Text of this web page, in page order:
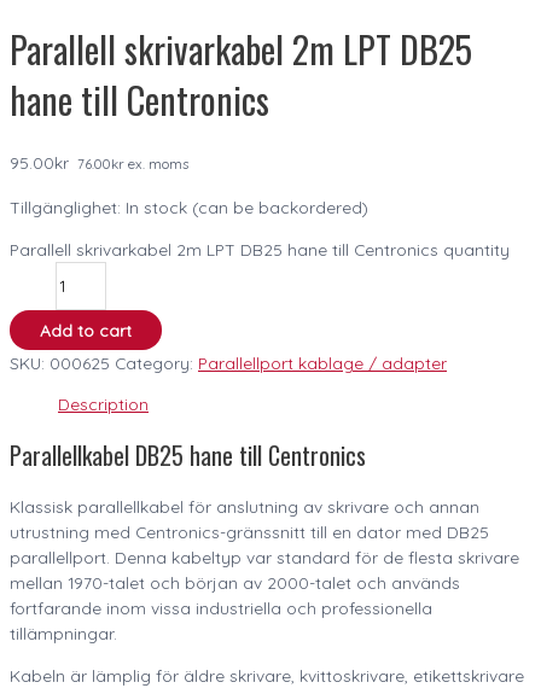
Parallell skrivarkabel 2m LPT DB25
hane till Centronics
95.00kr 76.00kr ex. moms
Tillgänglighet: In stock (can be backordered)
Parallell skrivarkabel 2m LPT DB25 hane till Centronics quantity
Add to cart
SKU: 000625 Category: Parallellport kablage / adapter
Description
Parallellkabel DB25 hane till Centronics
Klassisk parallellkabel för anslutning av skrivare och annan
utrustning med Centronics-gränssnitt till en dator med DB25
parallellport. Denna kabeltyp var standard för de flesta skrivare
mellan 1970-talet och början av 2000-talet och används
fortfarande inom vissa industriella och professionella
tillämpningar.
Kabeln är lämplig för äldre skrivare, kvittoskrivare, etikettskrivare